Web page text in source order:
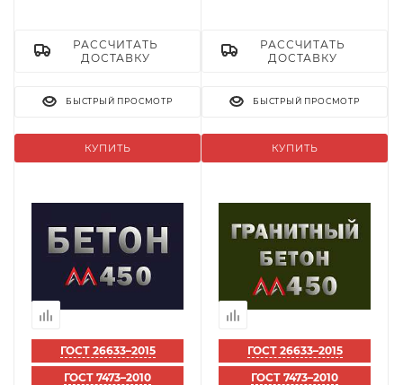
КУПИТЬ
РАССЧИТАТЬ
ДОСТАВКУ
БЫСТРЫЙ ПРОСМОТР
КУПИТЬ
РАССЧИТАТЬ
ДОСТАВКУ
БЫСТРЫЙ ПРОСМОТР
ГОСТ 26633–2015
ГОСТ 7473–2010
ГОСТ 26633–2015
ГОСТ 7473–2010